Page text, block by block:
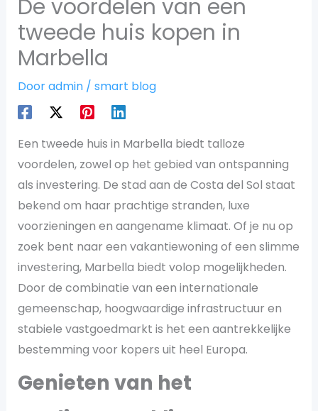
De voordelen van een
tweede huis kopen in
Marbella
Dooradmin / smart blog
Een tweede huis in Marbella biedt talloze
voordelen, zowel op het gebied van ontspanning
als investering. De stad aan de Costa del Sol staat
bekend om haar prachtige stranden, luxe
voorzieningen en aangename klimaat. Of je nu op
zoek bent naar een vakantiewoning of een slimme
investering, Marbella biedt volop mogelijkheden.
Door de combinatie van een internationale
gemeenschap, hoogwaardige infrastructuur en
stabiele vastgoedmarkt is het een aantrekkelijke
bestemming voor kopers uit heel Europa.
Genieten van het